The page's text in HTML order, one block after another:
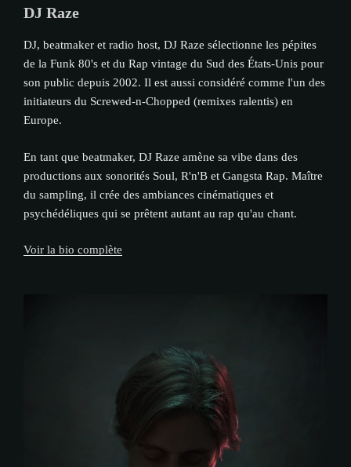
DJ Raze
DJ, beatmaker et radio host, DJ Raze sélectionne les pépites
de la Funk 80's et du Rap vintage du Sud des États-Unis pour
son public depuis 2002. Il est aussi considéré comme l'un des
initiateurs du Screwed-n-Chopped (remixes ralentis) en
Europe.
En tant que beatmaker, DJ Raze amène sa vibe dans des
productions aux sonorités Soul, R'n'B et Gangsta Rap. Maître
du sampling, il crée des ambiances cinématiques et
psychédéliques qui se prêtent autant au rap qu'au chant.
Voir la bio complète